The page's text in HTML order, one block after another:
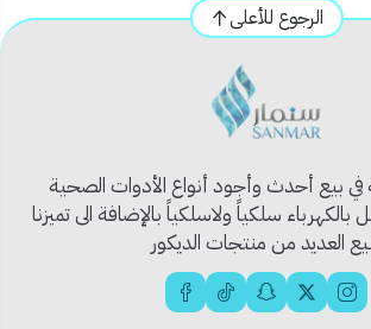
سيلفر مقاوم للصدأ والتآكل
التنظيف ومقاوم للبقع الكلسية
سهل ومناسب لغالبية تمديدات
ثابت ومتوازن لتجربة استحمام مريحة
ساخن
الرجوع للأعلى
بيع أحدث وأجود أنواع الأدوات الصحية
بالكهرباء سلكياً ولاسلكياً بالإضافة الى تميزنا
العديد من منتجات الديكور